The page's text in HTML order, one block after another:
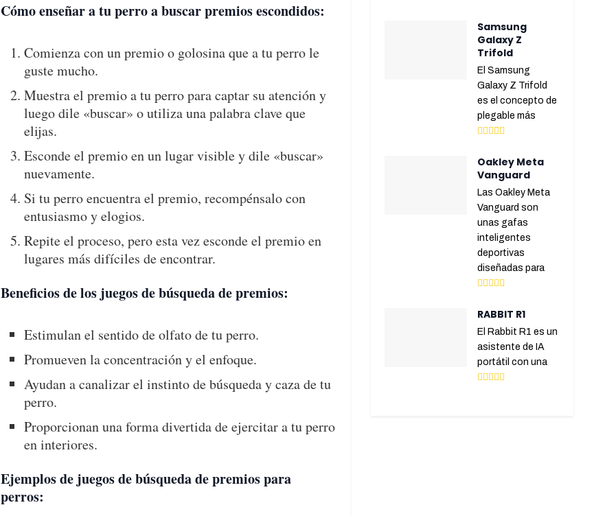
Cómo enseñar a tu perro a buscar premios escondidos:
Comienza con un premio o golosina que a tu perro le
guste mucho.
Muestra el premio a tu perro para captar su atención y
luego dile «buscar» o utiliza una palabra clave que
elijas.
Esconde el premio en un lugar visible y dile «buscar»
nuevamente.
Si tu perro encuentra el premio, recompénsalo con
entusiasmo y elogios.
Repite el proceso, pero esta vez esconde el premio en
lugares más difíciles de encontrar.
Beneficios de los juegos de búsqueda de premios:
Estimulan el sentido de olfato de tu perro.
Promueven la concentración y el enfoque.
Ayudan a canalizar el instinto de búsqueda y caza de tu
perro.
Proporcionan una forma divertida de ejercitar a tu perro
en interiores.
Ejemplos de juegos de búsqueda de premios para
perros:
Samsung
Galaxy Z
Trifold
El Samsung
Galaxy Z Trifold
es el concepto de
plegable más
Oakley Meta
Vanguard
Las Oakley Meta
Vanguard son
unas gafas
inteligentes
deportivas
diseñadas para
RABBIT R1
El Rabbit R1 es un
asistente de IA
portátil con una